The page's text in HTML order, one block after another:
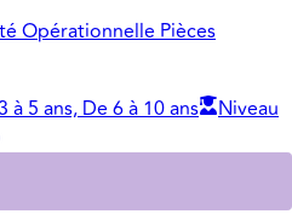
Opérationnelle Pièces
à 5 ans, De 6 à 10 ans
Niveau